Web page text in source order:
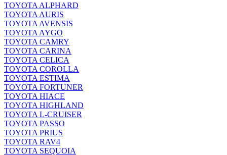
TOYOTA ALPHARD
TOYOTA AURIS
TOYOTA AVENSIS
TOYOTA AYGO
TOYOTA CAMRY
TOYOTA CARINA
TOYOTA CELICA
TOYOTA COROLLA
TOYOTA ESTIMA
TOYOTA FORTUNER
TOYOTA HIACE
TOYOTA HIGHLAND
TOYOTA L-CRUISER
TOYOTA PASSO
TOYOTA PRIUS
TOYOTA RAV4
TOYOTA SEQUOIA